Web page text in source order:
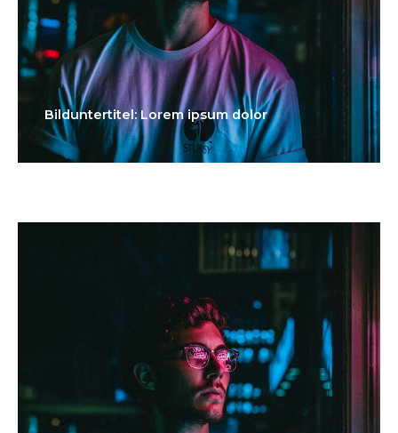
Bilduntertitel: Lorem ipsum dolor